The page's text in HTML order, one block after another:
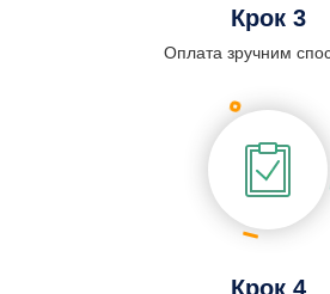
Крок 3
Оплата зручним
Крок 4